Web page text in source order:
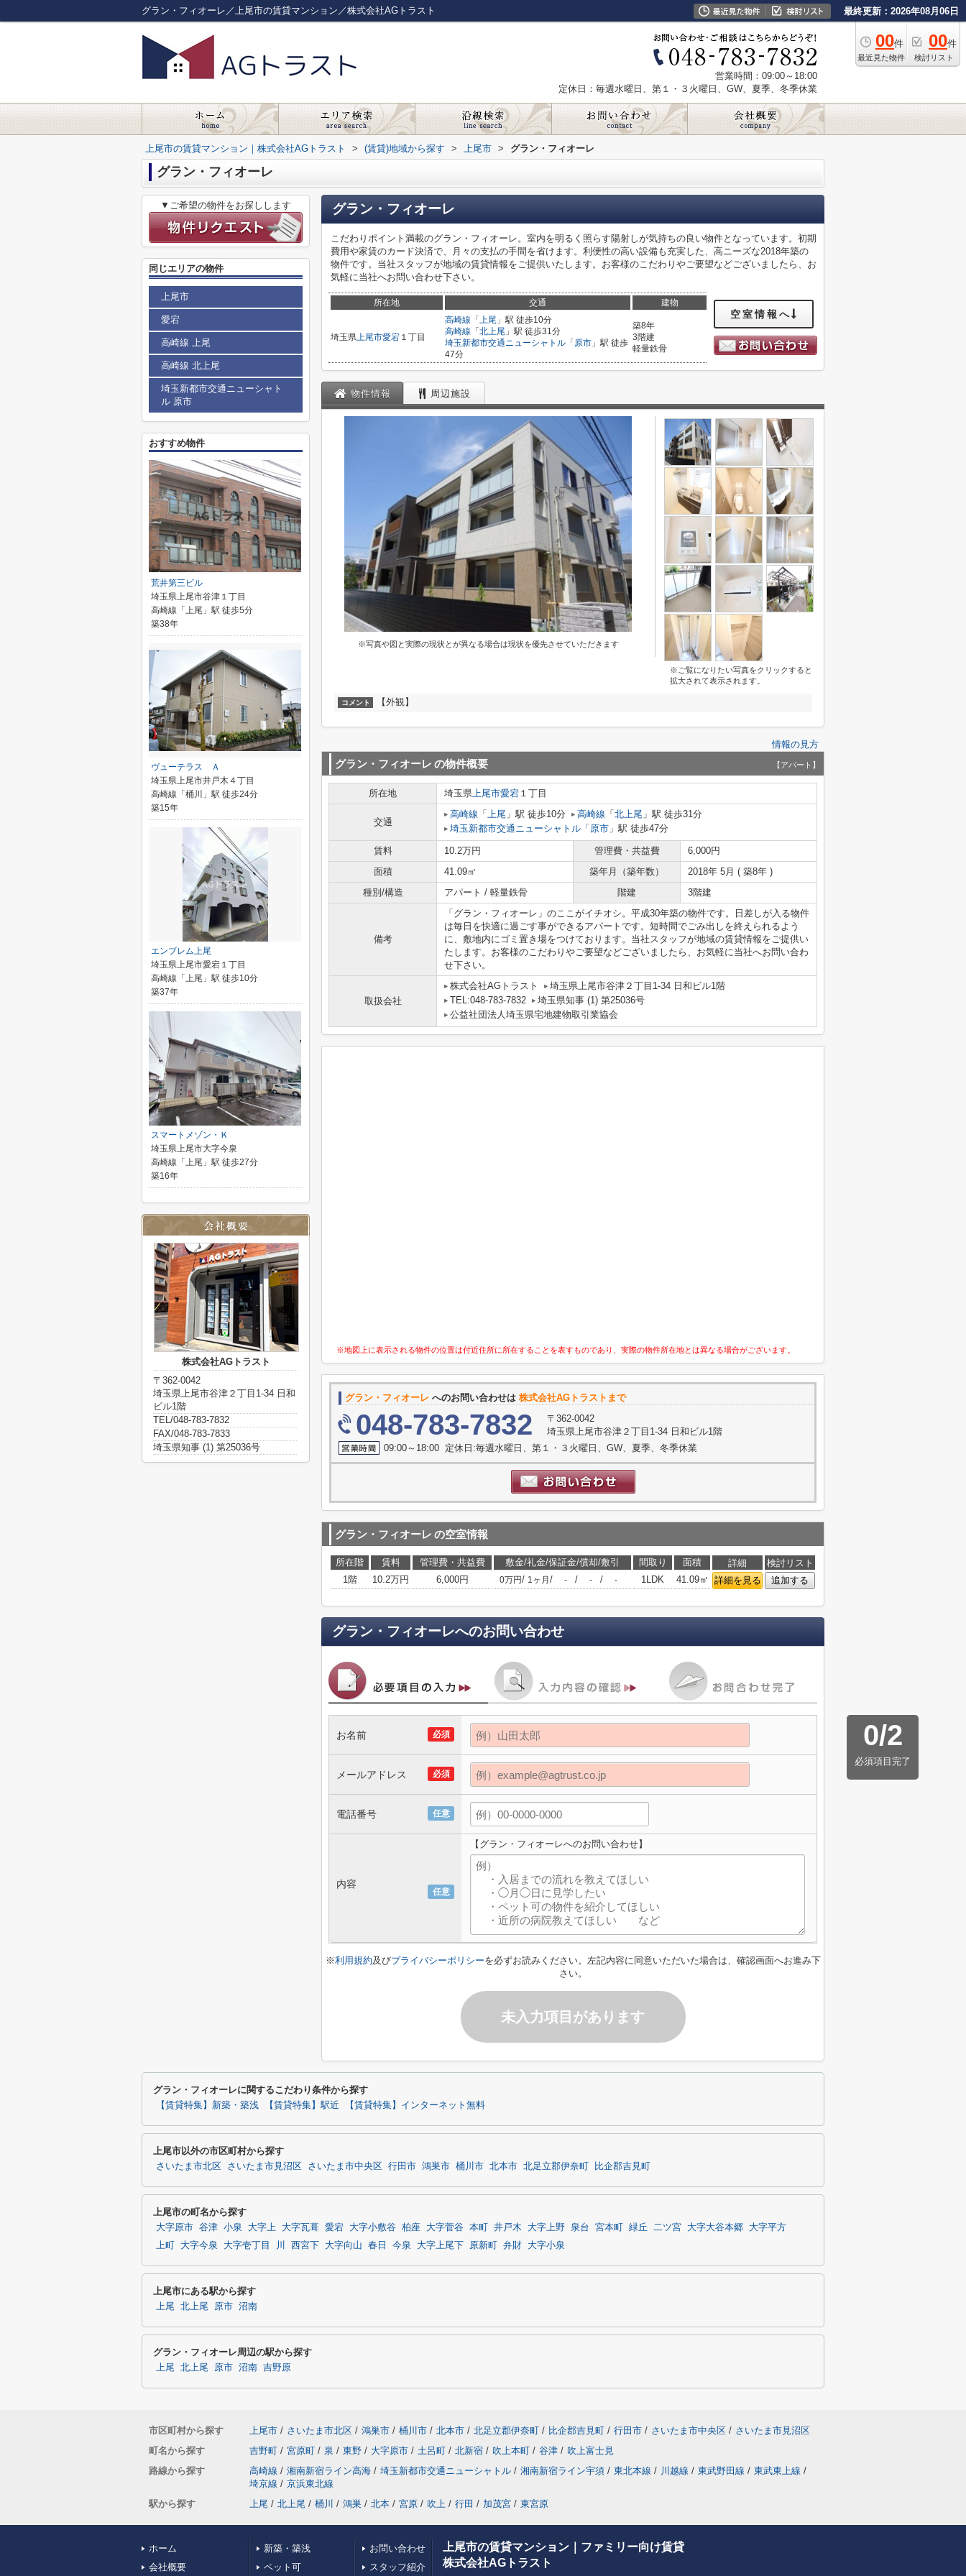
グラン・フィオーレ／上尾市の賃貸マンション／株式会社AGトラスト 最終更新：2026年08月06日
00件
最近見た物件
00件
検討リスト
営業時間：09:00～18:00
定休日：毎週水曜日、第１・３火曜日、GW、夏季、冬季休業
上尾市の賃貸マンション｜株式会社AGトラスト > (賃貸)地域から探す > 上尾市 > グラン・フィオーレ
グラン・フィオーレ
グラン・フィオーレ
こだわりポイント満載のグラン・フィオーレ。室内を明るく照らす陽射しが気持ちの良い物件となっています。初期
費用や家賃のカード決済で、月々の支払の手間を省けます。利便性の高い設備も充実した、高ニーズな2018年築の
物件です。当社スタッフが地域の賃貸情報をご提供いたします。お客様のこだわりやご要望などございましたら、お
気軽に当社へお問い合わせ下さい。
所在地 交通 建物
埼玉県上尾市愛宕 １丁目
高崎線 「 上尾 」駅 徒歩10分
高崎線 「 北上尾 」駅 徒歩31分
埼玉新都市交通ニューシャトル 「 原市 」駅 徒歩
47分
築8年
3階建
軽量鉄骨
空室情報へ
物件情報 周辺施設
※写真や図と実際の現状とが異なる場合は現状を優先させていただきます
※ご覧になりたい写真をクリックすると
拡大されて表示されます。
コメント 【外観】
情報の見方
グラン・フィオーレ の物件概要 【アパート】
所在地 埼玉県上尾市愛宕 １丁目
交通
高崎線 「 上尾 」駅 徒歩10分 高崎線 「 北上尾 」駅 徒歩31分
埼玉新都市交通ニューシャトル 「 原市 」駅 徒歩47分
賃料 10.2万円 管理費・共益費
6,000円
面積
41.09㎡ 築年月（築年数）
2018年 5月 ( 築8年 )
種別/構造
アパート / 軽量鉄骨 階建 3階建
備考
「グラン・フィオーレ」のここがイチオシ。平成30年築の物件です。日差しが入る物件
は毎日を快適に過ごす事ができるアパートです。短時間でごみ出しを終えられるよう
に、敷地内にゴミ置き場をつけております。当社スタッフが地域の賃貸情報をご提供い
たします。お客様のこだわりやご要望などございましたら、お気軽に当社へお問い合わ
せ下さい。
取扱会社
株式会社AGトラスト
埼玉県上尾市谷津２丁目1-34 日和ビル1階
TEL:048-783-7832
埼玉県知事 (1) 第25036号
公益社団法人埼玉県宅地建物取引業協会
※地図上に表示される物件の位置は付近住所に所在することを表すものであり、実際の物件所在地とは異なる場合がございます。
グラン・フィオーレ へのお問い合わせは 株式会社AGトラストまで
048-783-7832
〒362-0042
埼玉県上尾市谷津２丁目1-34 日和ビル1階
09:00～18:00 定休日:毎週水曜日、第１・３火曜日、GW、夏季、冬季休業
グラン・フィオーレ の空室情報
所在階 賃料 管理費・共益費 敷金/礼金/保証金/償却/敷引 間取り 面積 詳細
検討リスト
1階
10.2万円 6,000円 0万円/ 1ヶ月 / - / - / - 1LDK 41.09㎡ 詳細を見る 追加する
グラン・フィオーレへのお問い合わせ
0/2
必須項目完了
必須
お名前
必須
メールアドレス
任意
電話番号
任意
内容
【グラン・フィオーレへのお問い合わせ】
※利用規約及びプライバシーポリシーを必ずお読みください。左記内容に同意いただいた場合は、確認画面へお進み下
さい。
未入力項目があります
▼ご希望の物件をお探しします
同じエリアの物件
上尾市
愛宕
高崎線 上尾
高崎線 北上尾
埼玉新都市交通ニューシャト
ル 原市
おすすめ物件
荒井第三ビル
埼玉県上尾市谷津１丁目
高崎線「上尾」駅 徒歩5分
築38年
ヴューテラス Ａ
埼玉県上尾市井戸木４丁目
高崎線「桶川」駅 徒歩24分
築15年
エンブレム上尾
埼玉県上尾市愛宕１丁目
高崎線「上尾」駅 徒歩10分
築37年
スマートメゾン・Ｋ
埼玉県上尾市大字今泉
高崎線「上尾」駅 徒歩27分
築16年
株式会社AGトラスト
〒362-0042
埼玉県上尾市谷津２丁目1-34 日和
ビル1階
TEL/048-783-7832
FAX/048-783-7833
埼玉県知事 (1) 第25036号
グラン・フィオーレに関するこだわり条件から探す
【賃貸特集】新築・築浅 【賃貸特集】駅近 【賃貸特集】インターネット無料
上尾市以外の市区町村から探す
さいたま市北区 さいたま市見沼区 さいたま市中央区 行田市 鴻巣市 桶川市 北本市 北足立郡伊奈町 比企郡吉見町
上尾市の町名から探す
大字原市 谷津 小泉 大字上 大字瓦葺 愛宕 大字小敷谷 柏座 大字菅谷 本町 井戸木 大字上野 泉台 宮本町 緑丘 二ツ宮 大字大谷本郷
大字平方
上町
大字今泉 大字壱丁目 川 西宮下 大字向山 春日 今泉 大字上尾下 原新町 弁財 大字小泉
上尾市にある駅から探す
上尾 北上尾 原市 沼南
グラン・フィオーレ周辺の駅から探す
上尾 北上尾 原市 沼南 吉野原
市区町村から探す 上尾市 / さいたま市北区 / 鴻巣市 / 桶川市 / 北本市 / 北足立郡伊奈町 / 比企郡吉見町 / 行田市 / さいたま市中央区 / さいたま市見沼区
町名から探す
吉野町 / 宮原町 / 泉 / 東野 / 大字原市 / 土呂町 / 北新宿 / 吹上本町 / 谷津 / 吹上富士見
路線から探す
高崎線 / 湘南新宿ライン高海 / 埼玉新都市交通ニューシャトル / 湘南新宿ライン宇須 / 東北本線 / 川越線 / 東武野田線 / 東武東上線 /
埼京線 / 京浜東北線
駅から探す
上尾 / 北上尾 / 桶川 / 鴻巣 / 北本 / 宮原 / 吹上 / 行田 / 加茂宮 / 東宮原
ホーム
会社概要
新築・築浅
ペット可
お問い合わせ
スタッフ紹介
上尾市の賃貸マンション｜ファミリー向け賃貸
株式会社AGトラスト